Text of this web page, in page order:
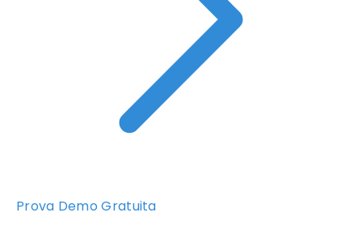
Prova Demo Gratuita